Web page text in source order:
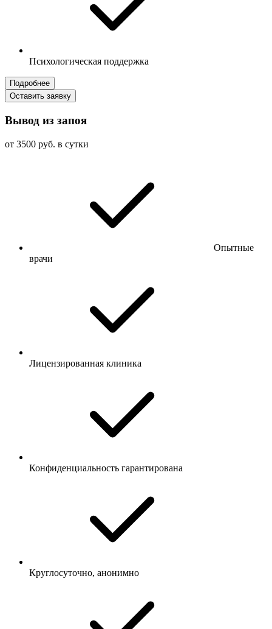
Психологическая поддержка
Подробнее
Оставить заявку
Вывод из запоя
от 3500 руб. в сутки
Опытные
врачи
Лицензированная клиника
Конфиденциальность гарантирована
Круглосуточно, анонимно